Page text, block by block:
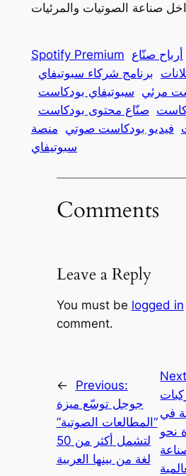
Spotify Premium أرباح صنّاع
برنامج شركاء سبوتيفاي
مرئي سبوتيفاي بودكاست
صنّاع محتوى بودكاست
فيديو بودكاست صوتي منصة
سبوتيفاي
Comments
Leave a Reply
You must be logged in
comment.
←
Previous:
جوجل توسّع ميزة
“المطالعات الصوتية”
لتشمل أكثر من 50
لغة من بينها العربية
في
نحو